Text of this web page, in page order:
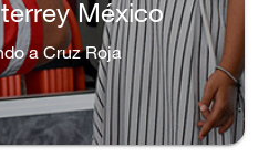
México
a Cruz Roja